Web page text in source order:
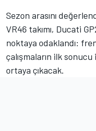
Sezon arasını
VR46 takımı, Ducati
noktaya odaklandı:
çalışmaların ilk
ortaya çıkacak.